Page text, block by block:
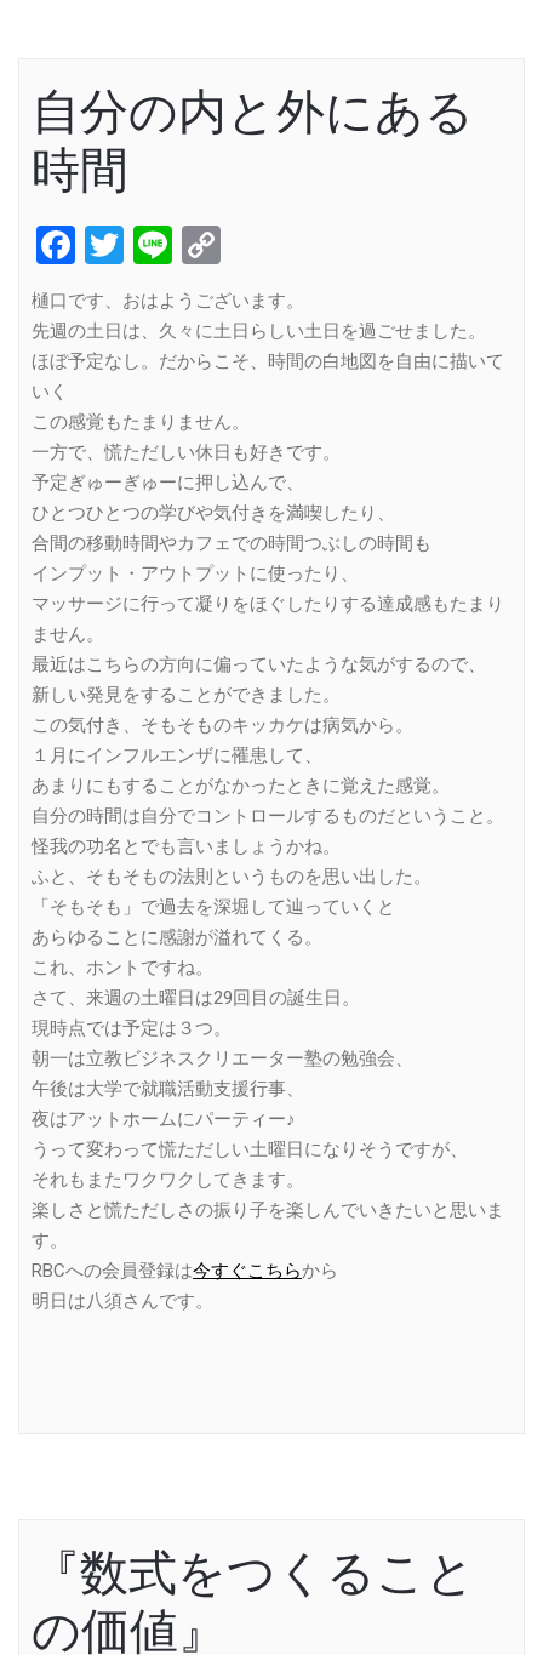
自分の内と外にある
時間
Facebook
Twitter
Line
Link
樋口です、おはようございます。
先週の土日は、久々に土日らしい土日を過ごせました。
ほぼ予定なし。だからこそ、時間の白地図を自由に描いて
いく
この感覚もたまりません。
一方で、慌ただしい休日も好きです。
予定ぎゅーぎゅーに押し込んで、
ひとつひとつの学びや気付きを満喫したり、
合間の移動時間やカフェでの時間つぶしの時間も
インプット・アウトプットに使ったり、
マッサージに行って凝りをほぐしたりする達成感もたまり
ません。
最近はこちらの方向に偏っていたような気がするので、
新しい発見をすることができました。
この気付き、そもそものキッカケは病気から。
１月にインフルエンザに罹患して、
あまりにもすることがなかったときに覚えた感覚。
自分の時間は自分でコントロールするものだということ。
怪我の功名とでも言いましょうかね。
ふと、そもそもの法則というものを思い出した。
「そもそも」で過去を深堀して辿っていくと
あらゆることに感謝が溢れてくる。
これ、ホントですね。
さて、来週の土曜日は29回目の誕生日。
現時点では予定は３つ。
朝一は立教ビジネスクリエーター塾の勉強会、
午後は大学で就職活動支援行事、
夜はアットホームにパーティー♪
うって変わって慌ただしい土曜日になりそうですが、
それもまたワクワクしてきます。
楽しさと慌ただしさの振り子を楽しんでいきたいと思いま
す。
RBCへの会員登録は今すぐこちらから
明日は八須さんです。
『数式をつくること
の価値』